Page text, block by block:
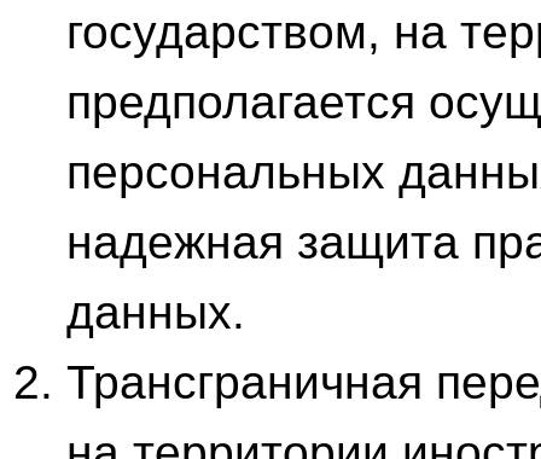
государством, на
предполагается
персональных
надежная защита
данных.
Трансграничная